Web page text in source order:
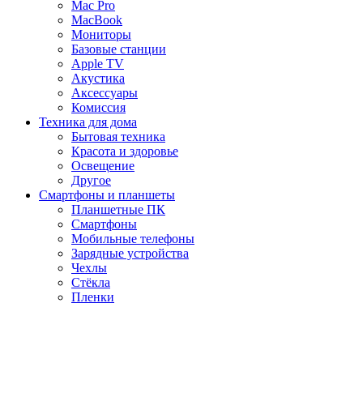
Mac Pro
MacBook
Мониторы
Базовые станции
Apple TV
Акустика
Аксессуары
Комиссия
Техника для дома
Бытовая техника
Красота и здоровье
Освещение
Другое
Смартфоны и планшеты
Планшетные ПК
Смартфоны
Мобильные телефоны
Зарядные устройства
Чехлы
Стёкла
Пленки